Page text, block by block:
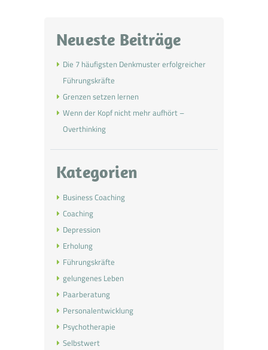
Neueste Beiträge
Die 7 häufigsten Denkmuster erfolgreicher
Führungskräfte
Grenzen setzen lernen
Wenn der Kopf nicht mehr aufhört –
Overthinking
Kategorien
Business Coaching
Coaching
Depression
Erholung
Führungskräfte
gelungenes Leben
Paarberatung
Personalentwicklung
Psychotherapie
Selbstwert